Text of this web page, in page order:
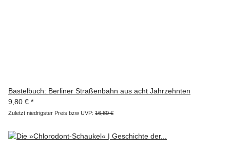
Bastelbuch: Berliner Straßenbahn aus acht Jahrzehnten
9,80 € *
Zuletzt niedrigster Preis bzw UVP: 16,80 €